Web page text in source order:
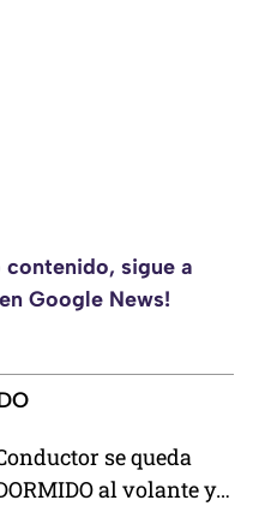
contenido, sigue a
Google News!
se queda
al volante y